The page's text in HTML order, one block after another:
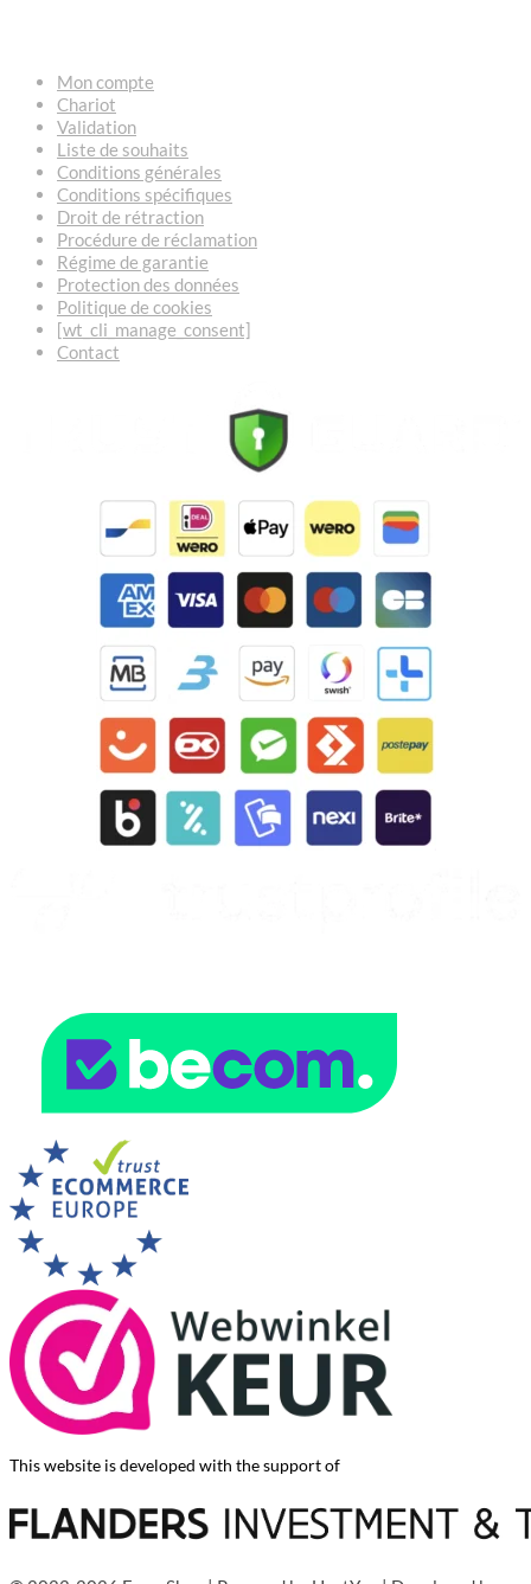
Mon compte
Chariot
Validation
Liste de souhaits
Conditions générales
Conditions spécifiques
Droit de rétraction
Procédure de réclamation
Régime de garantie
Protection des données
Politique de cookies
[wt_cli_manage_consent]
Contact
This website is developed with the support of